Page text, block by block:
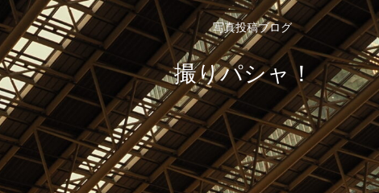
写真投稿ブログ
撮りパシャ！